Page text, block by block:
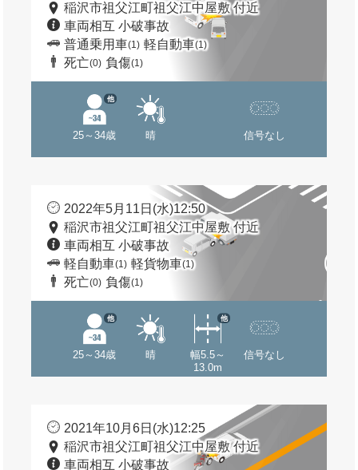
稲沢市祖父江町祖父江中屋敷 付近
車両相互 小破事故
普通乗用車(1) 軽自動車(1)
死亡(0) 負傷(1)
25～34歳
他
晴 信号なし
2022年5月11日(水)12:50
稲沢市祖父江町祖父江中屋敷 付近
車両相互 小破事故
軽自動車(1) 軽貨物車(1)
死亡(0) 負傷(1)
25～34歳
他
晴
幅5.5～
13.0m
他
信号なし
2021年10月6日(水)12:25
稲沢市祖父江町祖父江中屋敷 付近
車両相互 小破事故